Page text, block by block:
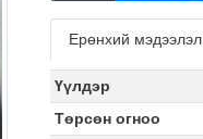
Ерөнхий мэдээлэл
Үүлдэр
Төрсөн огноо